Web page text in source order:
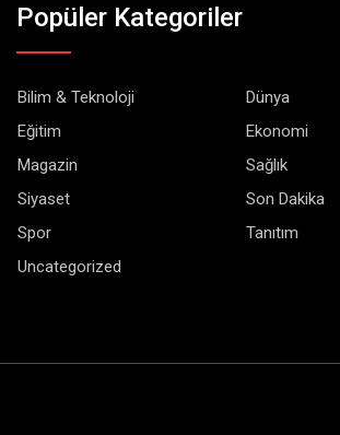
Popüler Kategoriler
Bilim & Teknoloji
Dünya
Eğitim
Ekonomi
Magazin
Sağlık
Siyaset
Son Dakika
Spor
Tanıtım
Uncategorized